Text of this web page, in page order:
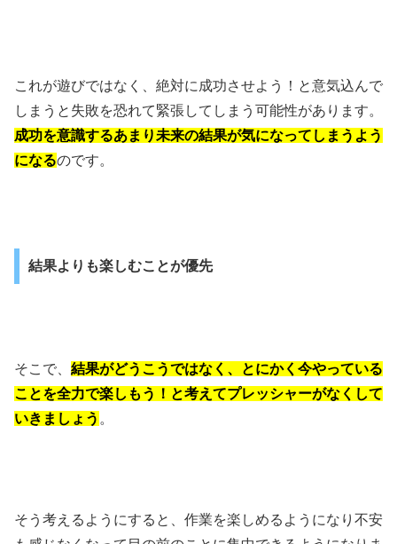
これが遊びではなく、絶対に成功させよう！と意気込んで
しまうと失敗を恐れて緊張してしまう可能性があります。
成功を意識するあまり未来の結果が気になってしまうよう
になるのです。
結果よりも楽しむことが優先
そこで、 結果がどうこうではなく、とにかく今やっている
ことを全力で楽しもう！と考えてプレッシャーがなくして
いきましょう 。
そう考えるようにすると、作業を楽しめるようになり不安